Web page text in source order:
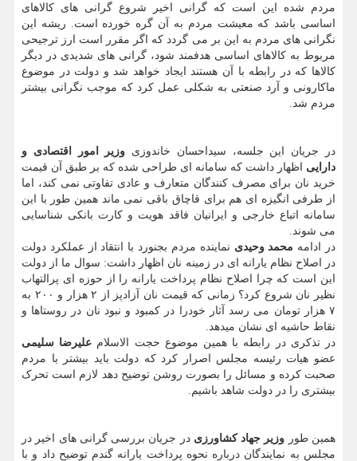
مردم شده این است که گرانی اخیر شروع گرانی های کالاهای
اساسی باشد که معیشت مردم به آن گره خورده است. ریشه این
نگرانی های مردم به این بر می گردد که اگر مقرر است ارز ترجیحی
مربوط به کالاهای اساسی هدفمند شود، گرانی های شدیدی در دیگر
کالاها که در رابطه با آن هستند ایجاد خواهد شد و دولت در موضوع
ماکارونی و آرد صنعتی به شکلی عمل کرد که موجب نگرانی بیشتر
مردم شد.
در جریان این جلسه، سیداحسان خاندوزی وزیر امور اقتصادی و
دارایی اظهار داشت که سامانه ای طراحی شده که بر طبق آن قیمت
خرید نان برای مصرف کنندگان متعارف و عادی تفاوتی نمی کند، اما
از طرفی انگیزه ای هم برای قاچاق باقی نمی ماند همین طور با این
سامانه اتباع خارجی و ایرانیان فاقد هویت و کارت بانکی شناسایی
می شوند.
در ادامه محمد وحیدی نماینده مردم بجنورد با انتقاد از عملکرد دولت
در اصلاح نظام یارانه ای در زمینه نان اظهار داشت: سوال ما از دولت
این است که چرا اصلاح نظام پرداخت یارانه را از حوزه ای پرالتهاب
نظیر نان شروع کرد؟ زمانی که قیمت نان آزادپز از ۲ هزار و ۲۰۰ به
۷ هزار تومان می رسد آثار خودرا در کمبود و نبود نان در روستاها و
نقاط حاشیه ای نشان میدهد.
در تذکری در رابطه با همین موضوع حجت الاسلام علیرضا سلیمی
عضو هیات رئیسه مجلس اصرار کرد که دولت باید بیشتر با مردم
صحبت کرده و مسائل را بصورت روشن توضیح دهد لازم است تحرک
بیشتری را در دولت شاهد باشیم.
همین طور وزیر جهاد کشاورزی در جریان بررسی گرانی های اخیر در
مجلس به نمایندگان درباره نحوه پرداخت یارانه گندم توضیح داد و با